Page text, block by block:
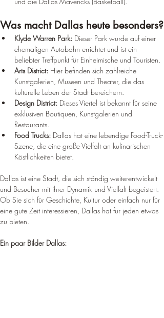
Was macht Dallas heute besonders?
Klyde Warren Park: Dieser Park wurde auf einer
ehemaligen Autobahn errichtet und ist ein
beliebter Treffpunkt für Einheimische und Touristen.
Arts District: Hier befinden sich zahlreiche
Kunstgalerien, Museen und Theater, die das
kulturelle Leben der Stadt bereichern.
Design District: Dieses Viertel ist bekannt für seine
exklusiven Boutiquen, Kunstgalerien und
Restaurants.
Food Trucks: Dallas hat eine lebendige Food-Truck-
Szene, die eine große Vielfalt an kulinarischen
Köstlichkeiten bietet.
Dallas ist eine Stadt, die sich ständig weiterentwickelt
und Besucher mit ihrer Dynamik und Vielfalt begeistert.
Ob Sie sich für Geschichte, Kultur oder einfach nur für
eine gute Zeit interessieren, Dallas hat für jeden etwas
zu bieten.
Ein paar Bilder Dallas: